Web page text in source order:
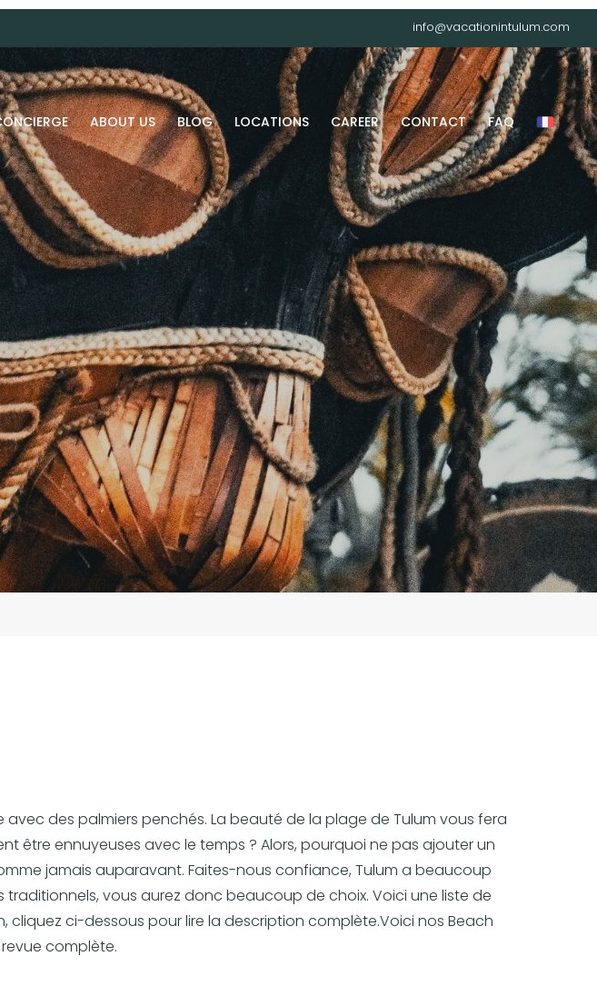
info@vacationintulum.com
ABOUT US BLOG LOCATIONS CAREER CONTACT FAQ
des palmiers penchés. La beauté de la plage de Tulum vous fera
être ennuyeuses avec le temps ? Alors, pourquoi ne pas ajouter un
jamais auparavant. Faites-nous confiance, Tulum a beaucoup
vous aurez donc beaucoup de choix. Voici une liste de
ci-dessous pour lire la description complète.Voici nos Beach
complète.